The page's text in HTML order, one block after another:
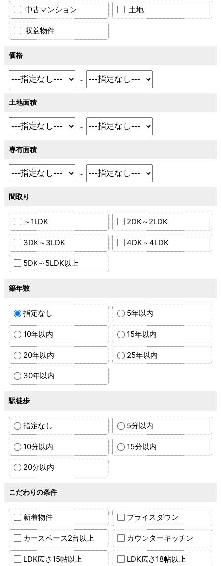
中古マンション 土地
収益物件
価格
～
土地面積
～
専有面積
～
間取り
～1LDK 2DK～2LDK
3DK～3LDK 4DK～4LDK
5DK～5LDK以上
築年数
指定なし 5年以内
10年以内 15年以内
20年以内 25年以内
30年以内
駅徒歩
指定なし 5分以内
10分以内 15分以内
20分以内
こだわりの条件
新着物件 プライスダウン
カースペース2台以上 カウンターキッチン
LDK広さ15帖以上 LDK広さ18帖以上